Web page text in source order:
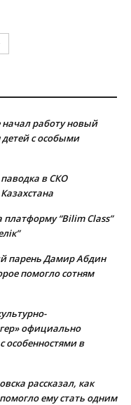
начал работу новый
с особыми
в СКО
“Bilim Class”
парень Дамир Абдин
помогло сотням
официально
особенностями в
рассказал, как
ему стать одним